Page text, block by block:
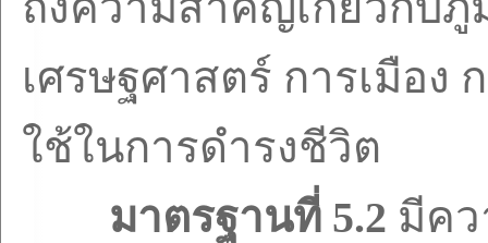
เศรษฐศาสตร์ การเมือง
ใช้ในการดำรงชีวิต
มาตรฐานที่ 5.2 มีค